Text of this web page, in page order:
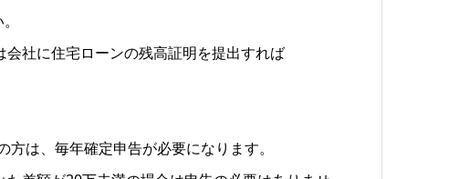
社に住宅ローンの残高証明を提出すれば
は、毎年確定申告が必要になります。